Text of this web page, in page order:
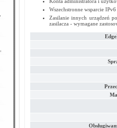
Wszechstronne wsparcie IPv6
Zasilanie innych urządzeń
zasilacza - wymagane